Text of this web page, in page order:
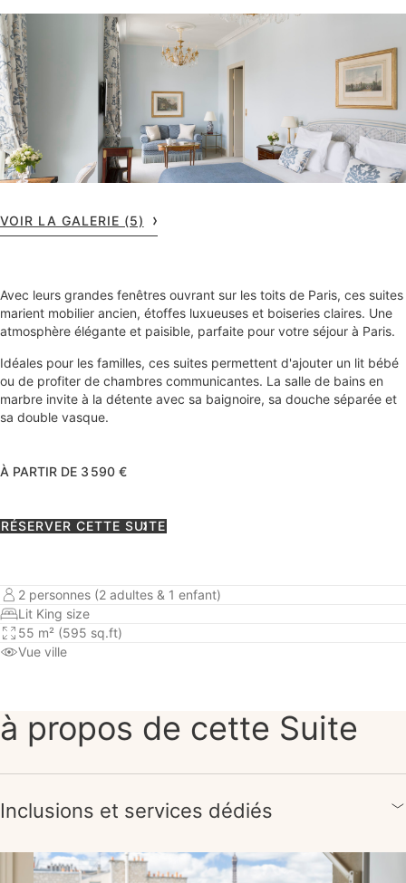
VOIR LA GALERIE (5)
Avec leurs grandes fenêtres ouvrant sur les toits de Paris, ces suites
marient mobilier ancien, étoffes luxueuses et boiseries claires. Une
atmosphère élégante et paisible, parfaite pour votre séjour à Paris.
Idéales pour les familles, ces suites permettent d'ajouter un lit bébé
ou de profiter de chambres communicantes. La salle de bains en
marbre invite à la détente avec sa baignoire, sa douche séparée et
sa double vasque.
À PARTIR DE 3 590 €
RÉSERVER CETTE SUITE
2 personnes (2 adultes & 1 enfant)
Lit King size
55 m² (595 sq.ft)
Vue ville
à propos de cette Suite
Inclusions et services dédiés